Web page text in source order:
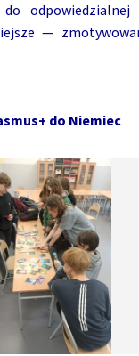
odpowiedzialnej
—
do Niemiec